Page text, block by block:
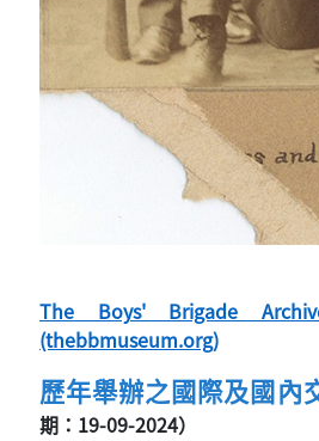
The Boys' Brigade
(thebbmuseum.org)
歷年舉辦之國際及國內
期：19-09-2024）